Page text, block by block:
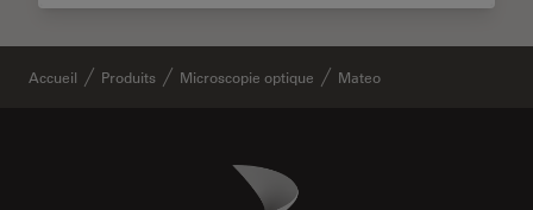
Accueil Produits Microscopie optique Mateo
Danaher Logo